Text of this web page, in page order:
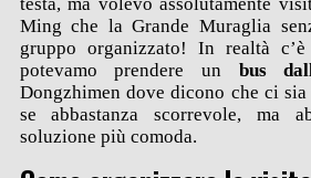
Ming che la Grande Muraglia
gruppo organizzato! In realtà
potevamo prendere un bus
Dongzhimen dove dicono che ci
se abbastanza scorrevole, ma
soluzione più comoda.